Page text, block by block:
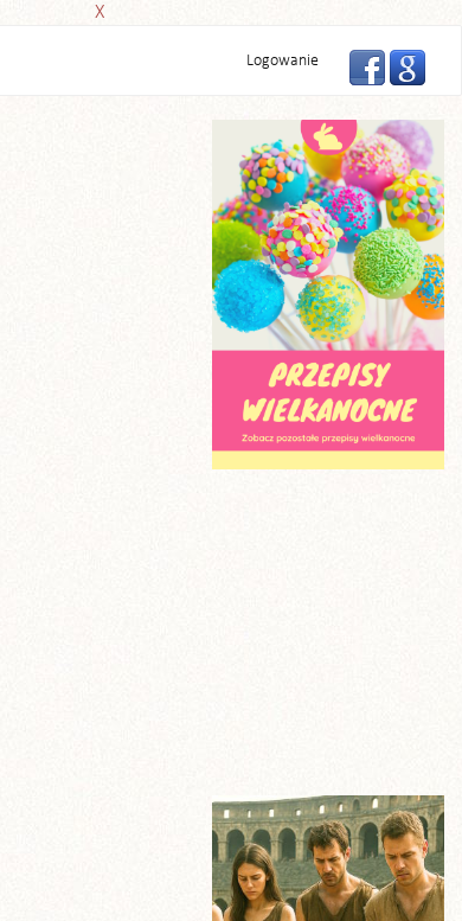
X
Logowanie